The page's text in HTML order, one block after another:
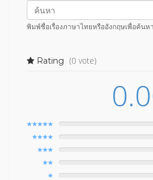
พิมพ์ชื่อเรื่องภาษาไทยหรืออังกฤษเพื่อค้นหา
Rating (0 vote)